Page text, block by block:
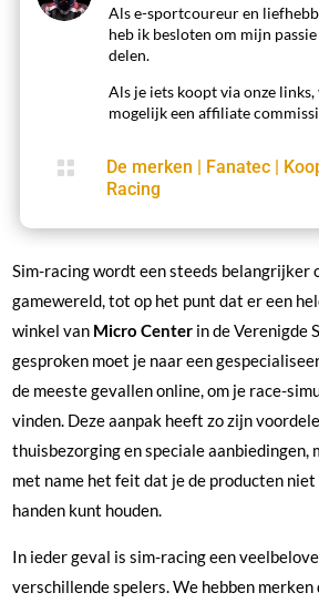
Als e-sportcoureur en
heb ik besloten om mijn
delen.
Als je iets koopt via onze
mogelijk een affiliate
 De merken | Fanatec |
Racing
Sim-racing wordt een steeds belangrijker
gamewereld, tot op het punt dat er een
winkel van Micro Center in de Verenigde
gesproken moet je naar een
de meeste gevallen online, om je race-
vinden. Deze aanpak heeft zo zijn
thuisbezorging en speciale aanbiedingen,
met name het feit dat je de producten
handen kunt houden.
In ieder geval is sim-racing een
verschillende spelers. We hebben